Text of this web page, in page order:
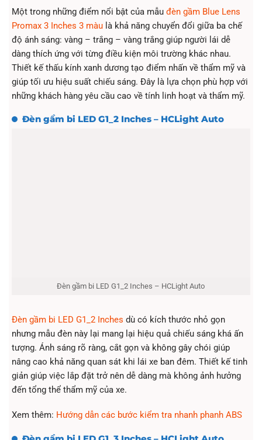
Một trong những điểm nổi bật của mẫu đèn gầm Blue Lens
Promax 3 Inches 3 màulà khả năng chuyển đổi giữa ba chế
độ ánh sáng: vàng – trắng – vàng trắng giúp người lái dễ
dàng thích ứng với từng điều kiện môi trường khác nhau.
Thiết kế thấu kính xanh dương tạo điểm nhấn về thẩm mỹ và
giúp tối ưu hiệu suất chiếu sáng. Đây là lựa chọn phù hợp với
những khách hàng yêu cầu cao về tính linh hoạt và thẩm mỹ.
Đèn gầm bi LED G1_2 Inches – HCLight Auto
Đèn gầm bi LED G1_2 Inches – HCLight Auto
Đèn gầm bi LED G1_2 Inches dù có kích thước nhỏ gọn
nhưng mẫu đèn này lại mang lại hiệu quả chiếu sáng khá ấn
tượng. Ánh sáng rõ ràng, cắt gọn và không gây chói giúp
nâng cao khả năng quan sát khi lái xe ban đêm. Thiết kế tinh
giản giúp việc lắp đặt trở nên dễ dàng mà không ảnh hưởng
đến tổng thể thẩm mỹ của xe.
Xem thêm: Hướng dẫn các bước kiểm tra nhanh phanh ABS